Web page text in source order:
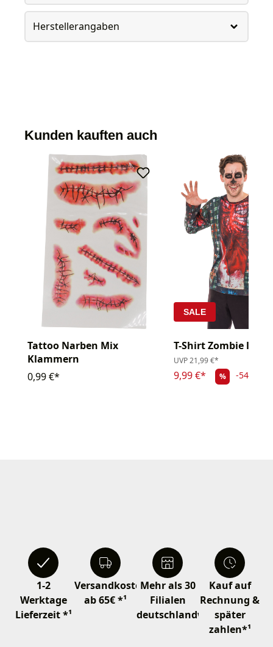
Herstellerangaben
Kunden kauften auch
Tattoo Narben Mix
Klammern
0,99 €*
SALE
T-Shirt Zombie
UVP21,99 €*
9,99 €* % -54.57%
1-2
Werktage
Lieferzeit *¹
Versandkostenfrei
ab 65€ *¹
Mehr als 30
Filialen
deutschlandweit
Kauf auf
Rechnung &
später
zahlen*¹